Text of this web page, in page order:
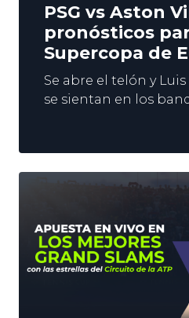
PSG vs Aston
pronósticos
Supercopa de
Se abre el telón y
se sientan en los
Bull Arena de
miércoles se disputa
Europa. El PSG vs
monopoliza el interés
Fútbol a la espera de
rodar el